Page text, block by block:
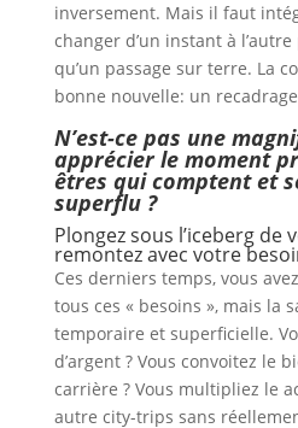
inversement. Mais il faut
changer d’un instant à
qu’un passage sur terre. La
bonne nouvelle: un
N’est-ce pas une
apprécier le moment
êtres qui comptent et
superflu ?
Plongez sous l’iceberg de
remontez avec votre
Ces derniers temps, vous
tous ces « besoins », mais la
temporaire et superficielle.
d’argent ? Vous convoitez le
carrière ? Vous multipliez le
autre city-trips sans